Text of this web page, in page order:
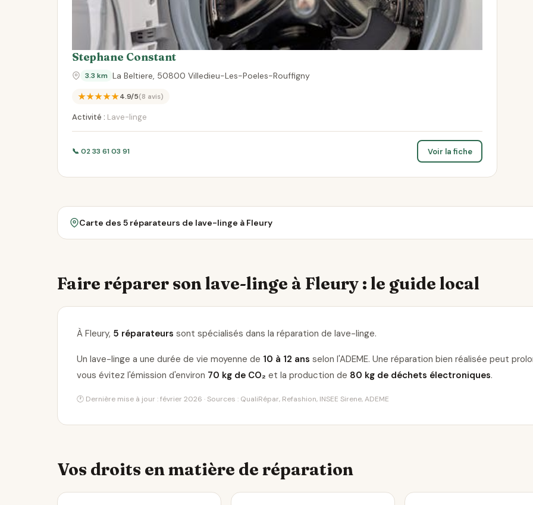
Stephane Constant
3.3 km La Beltiere, 50800 Villedieu-Les-Poeles-Rouffigny
★★★★★4.9/5(8 avis)
Activité : Lave-linge
📞 02 33 61 03 91 Voir la fiche
Carte des 5 réparateurs de lave-linge à Fleury
Faire réparer son lave-linge à Fleury : le guide local
À Fleury, 5 réparateurs sont spécialisés dans la réparation de lave-linge.
Un lave-linge a une durée de vie moyenne de 10 à 12 ans selon l'ADEME. Une réparation bien réalisée peut
vous évitez l'émission d'environ 70 kg de CO₂ et la production de 80 kg de déchets électroniques.
🕐 Dernière mise à jour : février 2026 · Sources : QualiRépar, Refashion, INSEE Sirene, ADEME
Vos droits en matière de réparation